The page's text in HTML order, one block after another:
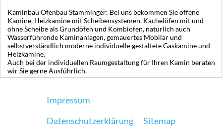
Kaminbau Ofenbau Stamminger: Bei uns bekommen Sie offene
Kamine, Heizkamine mit Scheibensystemen, Kachelöfen mit und
ohne Scheibe als Grundöfen und Kombiöfen, natürlich auch
Wasserführende Kaminanlagen, gemauertes Mobilar und
selbstverständlich moderne individuelle gestaltete Gaskamine und
Heizkamine.
Auch bei der individuellen Raumgestaltung für Ihren Kamin beraten
wir Sie gerne Ausführlich.
Impressum
Datenschutzerklärung
Sitemap